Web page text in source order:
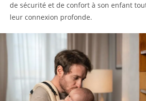
de sécurité et de confort à son enfant
leur connexion profonde.